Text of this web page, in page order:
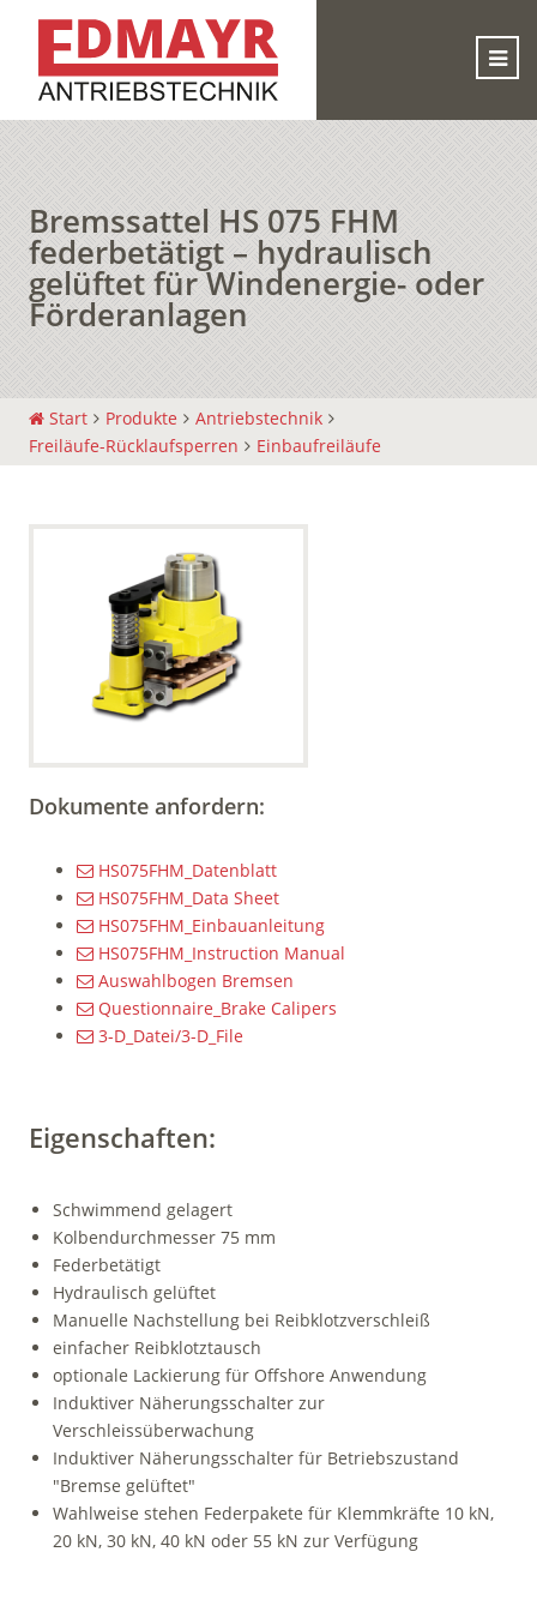
Bremssattel HS 075 FHM
federbetätigt – hydraulisch
gelüftet für Windenergie- oder
Förderanlagen
Start Produkte
Antriebstechnik
Freiläufe-Rücklaufsperren
Einbaufreiläufe
Dokumente anfordern:
HS075FHM_Datenblatt
HS075FHM_Data Sheet
HS075FHM_Einbauanleitung
HS075FHM_Instruction Manual
Auswahlbogen Bremsen
Questionnaire_Brake Calipers
3-D_Datei/3-D_File
Eigenschaften:
Schwimmend gelagert
Kolbendurchmesser 75 mm
Federbetätigt
Hydraulisch gelüftet
Manuelle Nachstellung bei Reibklotzverschleiß
einfacher Reibklotztausch
optionale Lackierung für Offshore Anwendung
Induktiver Näherungsschalter zur
Verschleissüberwachung
Induktiver Näherungsschalter für Betriebszustand
"Bremse gelüftet"
Wahlweise stehen Federpakete für Klemmkräfte 10 kN,
20 kN, 30 kN, 40 kN oder 55 kN zur Verfügung